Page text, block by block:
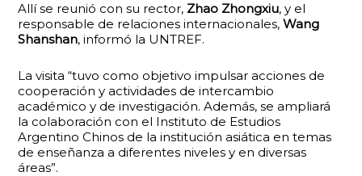
Allí se reunió con su rector, Zhao Zhongxiu, y el
responsable de relaciones internacionales,Wang
Shanshan, informó la UNTREF.
La visita “tuvo como objetivo impulsar acciones de
cooperación y actividades de intercambio
académico y de investigación. Además, se ampliará
la colaboración con el Instituto de Estudios
Argentino Chinos de la institución asiática en temas
de enseñanza a diferentes niveles y en diversas
áreas”.